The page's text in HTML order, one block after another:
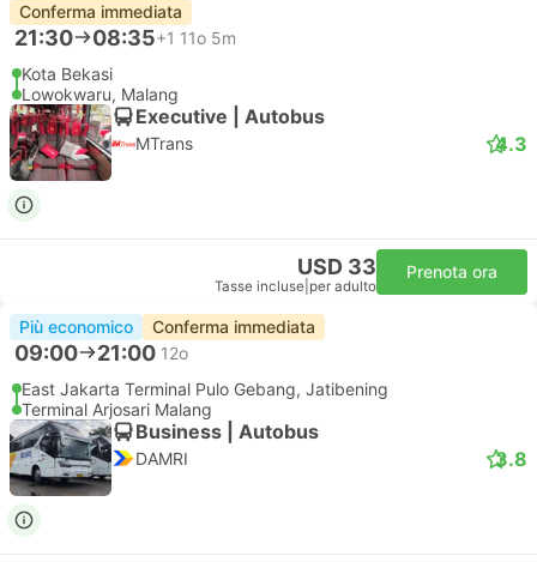
Conferma immediata
21:30 08:35+1 11o 5m
Kota Bekasi
Lowokwaru, Malang
Executive | Autobus
MTrans 4.3
USD 33
Tasse incluse per adulto
Prenota ora
Più economico Conferma immediata
09:00 21:00 12o
East Jakarta Terminal Pulo Gebang, Jatibening
Terminal Arjosari Malang
Business | Autobus
DAMRI 3.8